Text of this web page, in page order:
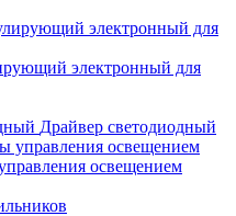
электронный для
Драйвер светодиодный
освещением